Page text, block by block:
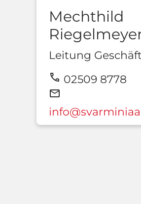
Mechthild
Leitung
call 02509 8778
mail